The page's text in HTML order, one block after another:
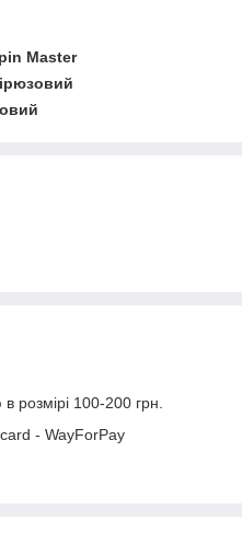
Master
розмірі 100-200 грн.
- WayForPay